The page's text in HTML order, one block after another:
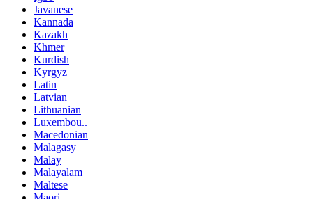
Javanese
Kannada
Kazakh
Khmer
Kurdish
Kyrgyz
Latin
Latvian
Lithuanian
Luxembou..
Macedonian
Malagasy
Malay
Malayalam
Maltese